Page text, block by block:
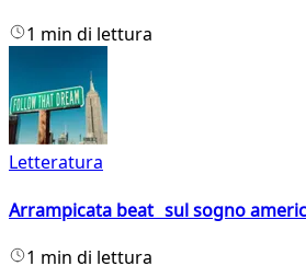
1 min di lettura
Letteratura
Arrampicata beat sul sogno
1 min di lettura